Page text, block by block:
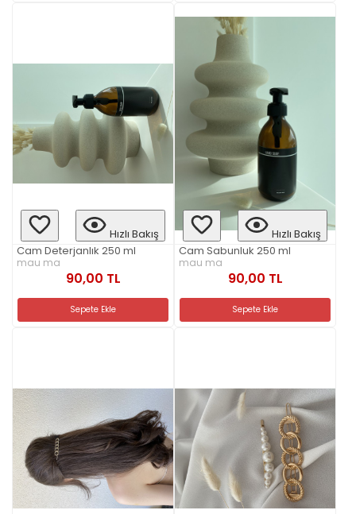
Hızlı Bakış
Cam Deterjanlık 250 ml
mau ma
90,00 TL
Sepete Ekle
Hızlı Bakış
Cam Sabunluk 250 ml
mau ma
90,00 TL
Sepete Ekle